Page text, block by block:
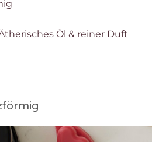
Öl & reiner Duft